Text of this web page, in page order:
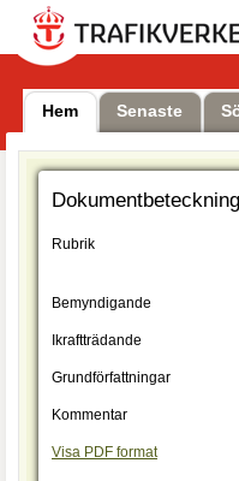
Hem Senaste
Dokumentbeteckning
Rubrik
Bemyndigande
Ikraftträdande
Grundförfattningar
Kommentar
Visa PDF format